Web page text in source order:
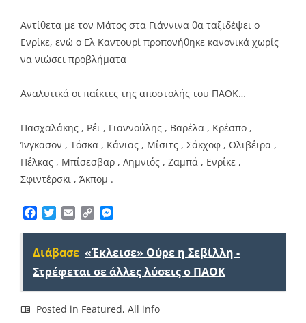
Αντίθετα με τον Μάτος στα Γιάννινα θα ταξιδέψει ο
Ενρίκε, ενώ ο Ελ Καντουρί προπονήθηκε κανονικά χωρίς
να νιώσει προβλήματα
Αναλυτικά οι παίκτες της αποστολής του ΠΑΟΚ…
Πασχαλάκης , Ρέι , Γιαννούλης , Βαρέλα , Κρέσπο ,
Ίνγκασον , Τόσκα , Κάνιας , Μίσιτς , Σάκχοφ , Ολιβέιρα ,
Πέλκας , Μπίσεσβαρ , Λημνιός , Ζαμπά , Ενρίκε ,
Σφιντέρσκι , Άκπομ .
Facebook
TwitterEmailCopy
Διάβασε «Έκλεισε» Ούρε η Σεβίλλη -
Στρέφεται σε άλλες λύσεις ο ΠΑΟΚ
Posted in Featured, All info